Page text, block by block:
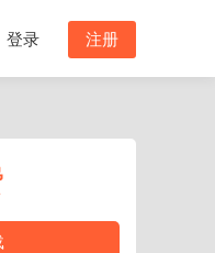
登录 注册